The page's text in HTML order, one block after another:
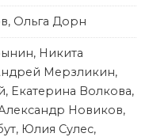
Ольга Дорн
Никита
Мерзликин,
Екатерина Волкова,
Новиков,
Юлия Сулес,